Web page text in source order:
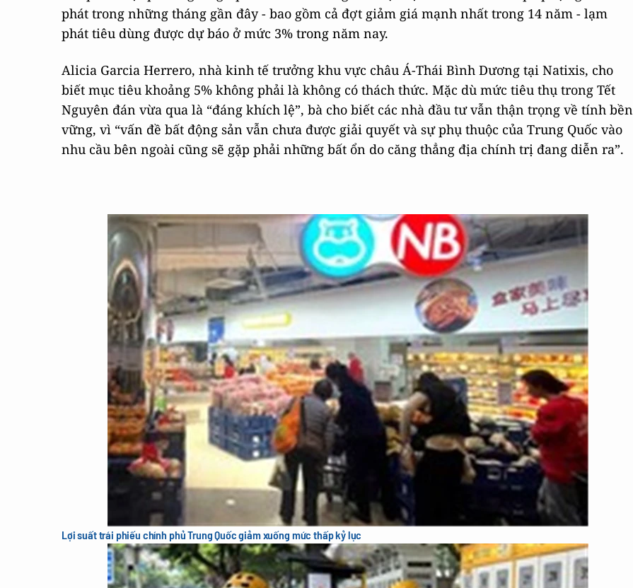
phát trong những tháng gần đây - bao gồm cả đợt giảm giá mạnh nhất trong 14 năm - lạm
phát tiêu dùng được dự báo ở mức 3% trong năm nay.
Alicia Garcia Herrero, nhà kinh tế trưởng khu vực châu Á-Thái Bình Dương tại Natixis, cho
biết mục tiêu khoảng 5% không phải là không có thách thức. Mặc dù mức tiêu thụ trong Tết
Nguyên đán vừa qua là “đáng khích lệ”, bà cho biết các nhà đầu tư vẫn thận trọng về tính bền
vững, vì “vấn đề bất động sản vẫn chưa được giải quyết và sự phụ thuộc của Trung Quốc vào
nhu cầu bên ngoài cũng sẽ gặp phải những bất ổn do căng thẳng địa chính trị đang diễn ra”.
Lợi suất trái phiếu chính phủ Trung Quốc giảm xuống mức thấp kỷ lục